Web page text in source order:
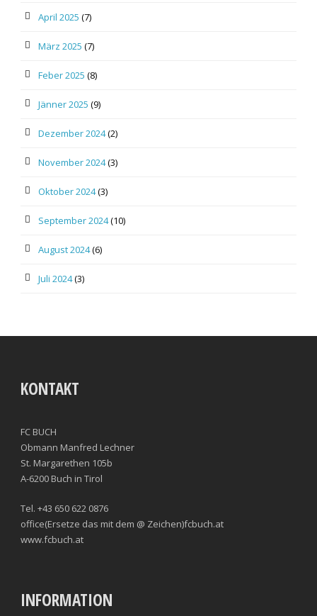
April 2025 (7)
März 2025 (7)
Feber 2025 (8)
Jänner 2025 (9)
Dezember 2024(2)
November 2024(3)
Oktober 2024(3)
September 2024(10)
August 2024(6)
Juli 2024(3)
KONTAKT
FC BUCH
Obmann Manfred Lechner
St. Margarethen 105b
A-6200 Buch in Tirol
Tel. +43 650 622 0876
office(Ersetze das mit dem @ Zeichen)fcbuch.at
www.fcbuch.at
INFORMATION